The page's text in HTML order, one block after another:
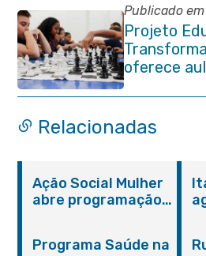
Publicado
Projeto
oferece
alunos da
Relacionadas
Ação Social Mulher
abre programação
serviços gratuitos e
Programa Saúde na